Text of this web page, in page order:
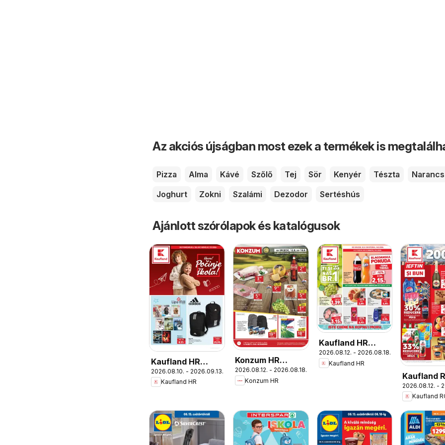
Az akciós újságban most ezek a termékek is
Pizza Alma Kávé Szőlő Tej Sör Kenyér Tészta
Narancs
Joghurt
Zokni Szalámi Dezodor Sertéshús
Ajánlott szórólapok és katalógusok
Kaufland HR
akciós újság
2026.08.10. - 2026.09.13.
Kaufland HR
Konzum HR
akciós újság
2026.08.12. - 2026.08.18.
Konzum HR
Kaufland HR
akciós újság
2026.08.12. - 2026.08.18.
Kaufland HR
Kaufland
akciós
2026.08.12. -
Kaufland